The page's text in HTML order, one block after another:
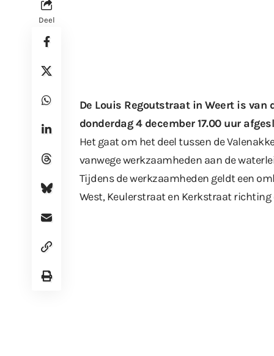
Deel
De Louis Regoutstraat in Weert is
donderdag 4 december 17.00 uur
Het gaat om het deel tussen de
vanwege werkzaamheden aan de
Tijdens de werkzaamheden geldt een
West, Keulerstraat en Kerkstraat